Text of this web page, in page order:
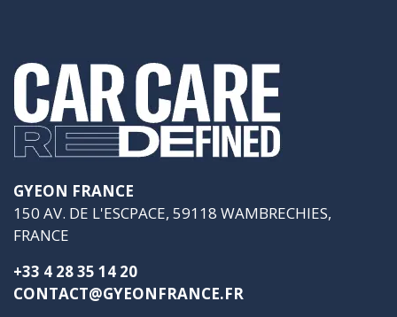
GYEON FRANCE
150 AV. DE L'ESCPACE, 59118 WAMBRECHIES,
FRANCE
+33 4 28 35 14 20
CONTACT@GYEONFRANCE.FR